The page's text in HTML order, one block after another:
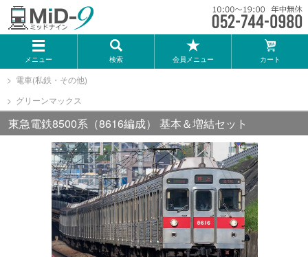
メニュー 検索 会員メニュー カート
メーカー一覧
TOMIX
KATO
GREENMAX
トミーテック
マイクロエース
電車(私鉄・その他)
グリーンマックス
東急電鉄8500系（8616編成） 基本＆増結セット